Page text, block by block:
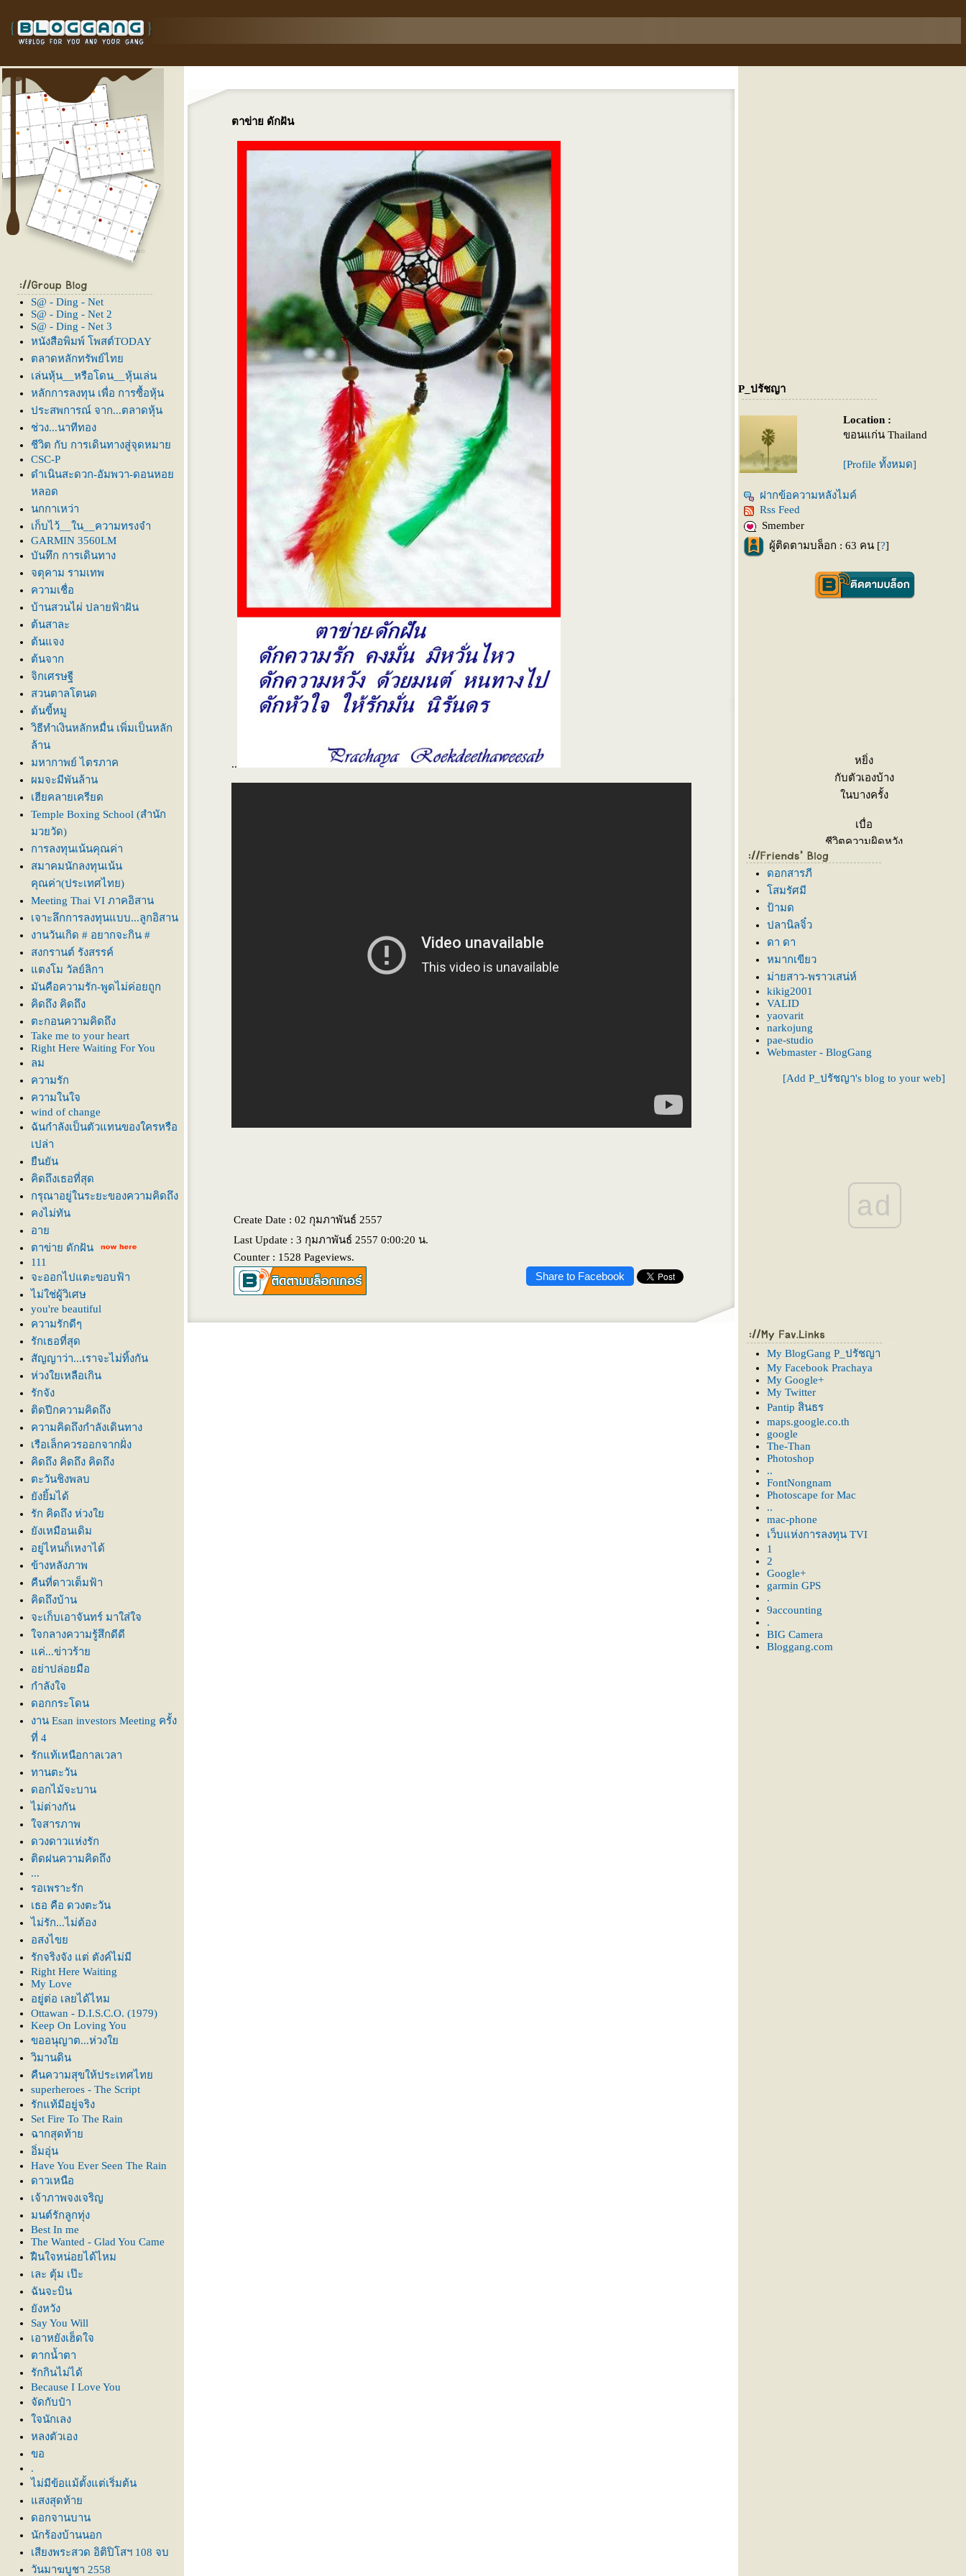
S@ - Ding - Net
S@ - Ding - Net 2
S@ - Ding - Net 3
หนังสือพิมพ์ โพสต์TODAY
ตลาดหลักทรัพย์ไท
เล่นหุ้น__หรือโดน__หุ้นเล่น
หลักการลงทุน เพื่อ การซื้อหุ้น
ประสพการณ์ จาก...ตลาดหุ้น
ช่วง...นาทีทอง
ชีวิต กับ การเดินทางสู่จุดหมา
CSC-P
ดำเนินสะดวก-อัมพวา-ดอนหอ
หลอด
นกกาเหว่า
เก็บไว้__ใน__ความทรงจำ
GARMIN 3560LM
บันทึก การเดินทาง
จตุคาม รามเทพ
ความเชื่อ
บ้านสวนไผ่ ปลายฟ้าฝัน
ต้นสาละ
ต้นแจง
ต้นจาก
จิกเศรษฐี
สวนตาลโตนด
ต้นขี้หมู
วิธีทำเงินหลักหมื่น เพิ่มเป็นหลัก
ล้าน
มหากาพย์ ไตรภาค
ผมจะมีพันล้าน
เฮียคลายเครียด
Temple Boxing School (สำนัก
มวยวัด)
การลงทุนเน้นคุณค่า
สมาคมนักลงทุนเน้น
คุณค่า(ประเทศไทย)
Meeting Thai VI ภาคอิสาน
เจาะลึกการลงทุนแบบ...ลูกอิสาน
งานวันเกิด # อยากจะกิน #
สงกรานต์ รังสรรค์
ตงโม วัลย์ลิกา
มันคือความรัก-พูดไม่ค่อยถูก
คิดถึง คิดถึง
ตะกอนความคิดถึง
Take me to your heart
Right Here Waiting For You
ลม
ความรัก
ความในใจ
wind of change
ฉันกำลังเป็นตัวแทนของใครหรือ
เปล่า
ืนยัน
คิดถึงเธอที่สุด
กรุณาอยู่ในระยะของความคิดถึง
คงไม่ทัน
อา
ตาข่าย ดักฝัน
111
จะออกไปแตะขอบฟ้า
ไม่ใช่ผู้วิเศษ
you're beautiful
ความรักดีๆ
รักเธอที่สุด
สัญญาว่า...เราจะไม่ทิ้งกัน
ห่วงใยเหลือเกิน
รักจัง
ติดปีกความคิดถึง
ความคิดถึงกำลังเดินทาง
เรือเล็กควรออกจากฝั่ง
คิดถึง คิดถึง คิดถึง
ตะวันชิงพลบ
ังยิ้มได้
รัก คิดถึง ห่วง
ังเหมือนเดิม
อยู่ไหนก็เหงาได้
ข้างหลังภาพ
คืนที่ดาวเต็มฟ้า
คิดถึงบ้าน
จะเก็บเอาจันทร์ มาใส่ใจ
จกลางความรู้สึกดีดี
ค่...ข่าวร้า
อย่าปล่อยมือ
กำลังใจ
ดอกกระโดน
งาน Esan investors Meeting ครั้ง
ที่ 4
รักแท้เหนือกาลเวลา
ทานตะวัน
ดอกไม้จะบาน
ไม่ต่างกัน
จสารภาพ
ดวงดาวแห่งรัก
ติดฝนความคิดถึง
...
รอเพราะรัก
เธอ คือ ดวงตะวัน
ไม่รัก...ไม่ต้อง
อสงไข
รักจริงจัง แต่ ตังค์ไม่มี
Right Here Waiting
My Love
อยู่ต่อ เลยได้ไหม
Ottawan - D.I.S.C.O. (1979)
Keep On Loving You
ขออนุญาต...ห่วง
วิมานดิน
คืนความสุขให้ประเทศไท
superheroes - The Script
รักแท้มีอยู่จริง
Set Fire To The Rain
ฉากสุดท้า
อิ่มอุ่น
Have You Ever Seen The Rain
ดาวเหนือ
เจ้าภาพจงเจริญ
มนต์รักลูกทุ่ง
Best In me
The Wanted - Glad You Came
ฝืนใจหน่อยได้ไหม
เละ ตุ้ม เป๊ะ
ฉันจะบิน
ังหวัง
Say You Will
เอาหยังเฮ็ดใจ
ตากน้ำตา
รักกินไม่ได้
Because I Love You
จัดกับป๋า
จนักเลง
หลงตัวเอง
ขอ
.
ไม่มีข้อแม้ตั้งแต่เริ่มต้น
สงสุดท้า
ดอกจานบาน
นักร้องบ้านนอก
เสียงพระสวด อิติปิโสฯ 108 จบ
วันมาฆบูชา 2558
ตาข่าย ดักฝัน
..
Create Date : 02 กุมภาพันธ์ 2557
Last Update : 3 กุมภาพันธ์ 2557 0:00:20 น.
Counter : 1528 Pageviews.
Share to Facebook
P_ปรัชญา
Location :
ขอนแก่น Thailand
[Profile ทั้งหมด]
ฝากข้อความหลังไมค์
Rss Feed
Smember
ผู้ติดตามบล็อก : 63 คน [?]
หยิ่ง
กับตัวเองบ้าง
นบางครั้ง
เบื่อ
ชีวิตความผิดหวัง
นบางที
ดอกสารภี
สมรัศมี
ป้ามด
ปลานิลจิ๋ว
ดา ดา
หมากเขียว
ม่ายสาว-พราวเสน่ห์
kikig2001
VALID
yaovarit
narkojung
pae-studio
Webmaster - BlogGang
[Add P_ปรัชญา's blog to your web]
ad
My BlogGang P_ปรัชญา
My Facebook Prachaya
My Google+
My Twitter
Pantip สินธร
maps.google.co.th
google
The-Than
Photoshop
..
FontNongnam
Photoscape for Mac
..
mac-phone
เว็บแห่งการลงทุน TVI
1
2
Google+
garmin GPS
.
9accounting
.
BIG Camera
Bloggang.com